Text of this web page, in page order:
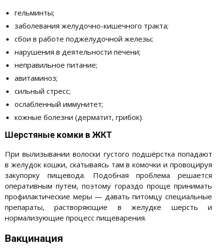
гельминты;
заболевания желудочно-кишечного тракта;
сбои в работе поджелудочной железы;
нарушения в деятельности печени;
неправильное питание;
авитаминоз;
сильный стресс;
ослабленный иммунитет;
кожные болезни (дерматит, грибок).
Шерстяные комки в ЖКТ
При вылизывании волоски густого подшёрстка попадают
в желудок кошки, скатываясь там в комочки и провоцируя
закупорку пищевода. Подобная проблема решается
оперативным путём, поэтому гораздо проще принимать
профилактические меры — давать питомцу специальные
препараты, растворяющие в желудке шерсть и
нормализующие процесс пищеварения.
Вакцинация